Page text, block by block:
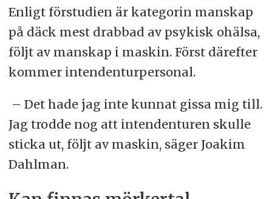
Enligt förstudien är kategorin manskap
på däck mest drabbad av psykisk ohälsa,
följt av manskap i maskin. Först därefter
kommer intendenturpersonal.
– Det hade jag inte kunnat gissa mig till.
Jag trodde nog att intendenturen skulle
sticka ut, följt av maskin, säger Joakim
Dahlman.